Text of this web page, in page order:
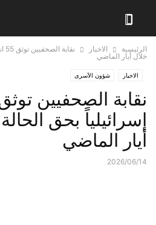
الرئيسية الاخبار
خلال أيار الماضي
الاخبار شؤون الأسرى
إسرائيلياً بحق
أيار الماضي
2026/06/14